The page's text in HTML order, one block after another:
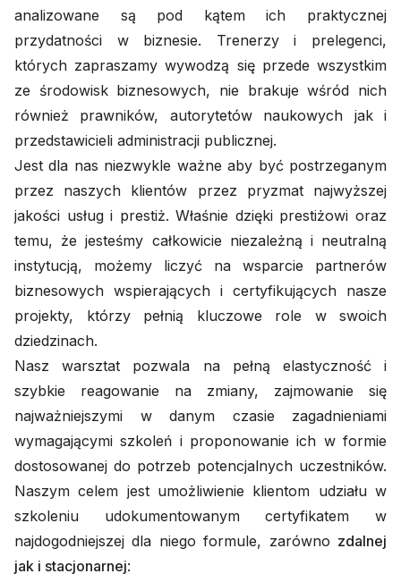
analizowane są pod kątem ich praktycznej
przydatności w biznesie. Trenerzy i prelegenci,
których zapraszamy wywodzą się przede wszystkim
ze środowisk biznesowych, nie brakuje wśród nich
również prawników, autorytetów naukowych jak i
przedstawicieli administracji publicznej.
Jest dla nas niezwykle ważne aby być postrzeganym
przez naszych klientów przez pryzmat najwyższej
jakości usług i prestiż. Właśnie dzięki prestiżowi oraz
temu, że jesteśmy całkowicie niezależną i neutralną
instytucją, możemy liczyć na wsparcie partnerów
biznesowych wspierających i certyfikujących nasze
projekty, którzy pełnią kluczowe role w swoich
dziedzinach.
Nasz warsztat pozwala na pełną elastyczność i
szybkie reagowanie na zmiany, zajmowanie się
najważniejszymi w danym czasie zagadnieniami
wymagającymi szkoleń i proponowanie ich w formie
dostosowanej do potrzeb potencjalnych uczestników.
Naszym celem jest umożliwienie klientom udziału w
szkoleniu udokumentowanym certyfikatem w
najdogodniejszej dla niego formule, zarówno zdalnej
jak i stacjonarnej: